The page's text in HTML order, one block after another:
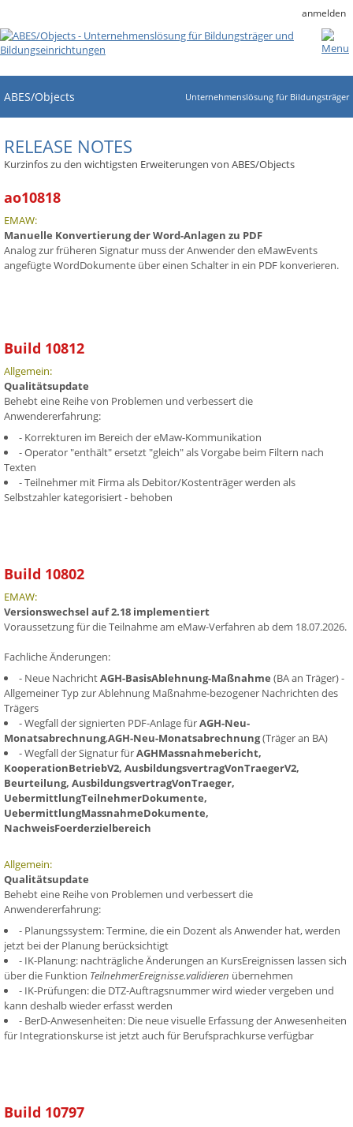
anmelden
ABES/Objects Unternehmenslösung für Bildungsträger
RELEASE NOTES
Kurzinfos zu den wichtigsten Erweiterungen von ABES/Objects
ao10818
EMAW:
Manuelle Konvertierung der Word-Anlagen zu PDF
Analog zur früheren Signatur muss der Anwender den eMawEvents
angefügte WordDokumente über einen Schalter in ein PDF konverieren.
Build 10812
Allgemein:
Qualitätsupdate
Behebt eine Reihe von Problemen und verbessert die
Anwendererfahrung:
- Korrekturen im Bereich der eMaw-Kommunikation
- Operator "enthält" ersetzt "gleich" als Vorgabe beim Filtern nach
Texten
- Teilnehmer mit Firma als Debitor/Kostenträger werden als
Selbstzahler kategorisiert - behoben
Build 10802
EMAW:
Versionswechsel auf 2.18 implementiert
Voraussetzung für die Teilnahme am eMaw-Verfahren ab dem 18.07.2026.
Fachliche Änderungen:
- Neue NachrichtAGH-BasisAblehnung-Maßnahme (BA an Träger) -
Allgemeiner Typ zur Ablehnung Maßnahme-bezogener Nachrichten des
Trägers
- Wegfall der signierten PDF-Anlage fürAGH-Neu-
Monatsabrechnung,AGH-Neu-Monatsabrechnung(Träger an BA)
- Wegfall der Signatur fürAGHMassnahmebericht,
KooperationBetriebV2, AusbildungsvertragVonTraegerV2,
Beurteilung, AusbildungsvertragVonTraeger,
UebermittlungTeilnehmerDokumente,
UebermittlungMassnahmeDokumente,
NachweisFoerderzielbereich
Allgemein:
Qualitätsupdate
Behebt eine Reihe von Problemen und verbessert die
Anwendererfahrung:
- Planungssystem: Termine, die ein Dozent als Anwender hat, werden
jetzt bei der Planung berücksichtigt
- IK-Planung: nachträgliche Änderungen an KursEreignissen lassen sich
über die Funktion TeilnehmerEreignisse.validieren übernehmen
- IK-Prüfungen: die DTZ-Auftragsnummer wird wieder vergeben und
kann deshalb wieder erfasst werden
- BerD-Anwesenheiten: Die neue visuelle Erfassung der Anwesenheiten
für Integrationskurse ist jetzt auch für Berufsprachkurse verfügbar
Build 10797